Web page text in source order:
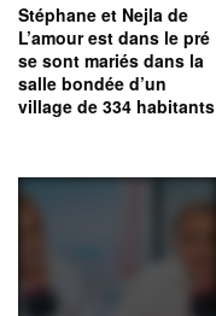
Stéphane et Nejla de
L’amour est dans le pré
se sont mariés dans la
salle bondée d’un
village de 334 habitants